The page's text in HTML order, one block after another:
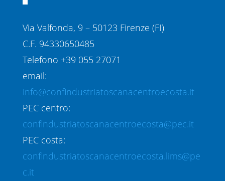
Via Valfonda, 9 – 50123 Firenze (FI)
C.F. 94330650485
Telefono +39 055 27071
email:
info@confindustriatoscanacentroecosta.it
PEC centro:
confindustriatoscanacentroecosta@pec.it
PEC costa:
confindustriatoscanacentroecosta.lims@pe
c.it